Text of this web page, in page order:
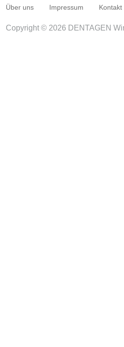
Über uns Impressum Kontakt
Copyright © 2026 DENTAGEN